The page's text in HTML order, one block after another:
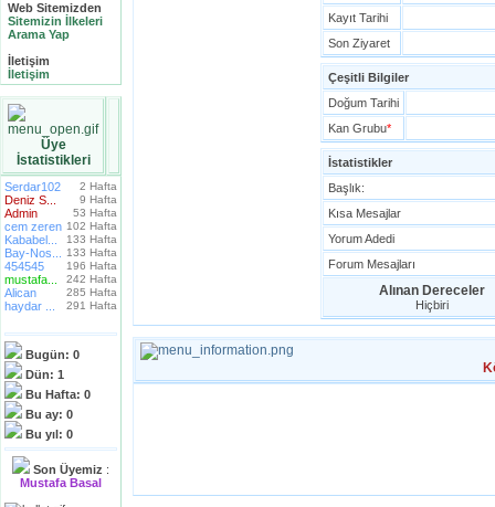
Web Sitemizden
Sitemizin İlkeleri
Arama Yap
İletişim
İletişim
Üye
İstatistikleri
Serdar102 2 Hafta
Deniz S... 9 Hafta
Admin 53 Hafta
cem zeren 102 Hafta
Kababel... 133 Hafta
Bay-Nos... 133 Hafta
454545 196 Hafta
mustafa... 242 Hafta
Alican 285 Hafta
haydar ... 291 Hafta
Bugün: 0
Dün: 1
Bu Hafta: 0
Bu ay: 0
Bu yıl: 0
Son Üyemiz :
Mustafa Basal
Kayıt Tarihi
Son Ziyaret
Çeşitli Bilgiler
Doğum Tarihi
Kan Grubu*
İstatistikler
Başlık:
Kısa Mesajlar
Yorum Adedi
Forum Mesajları
Alınan Dereceler
Hiçbiri